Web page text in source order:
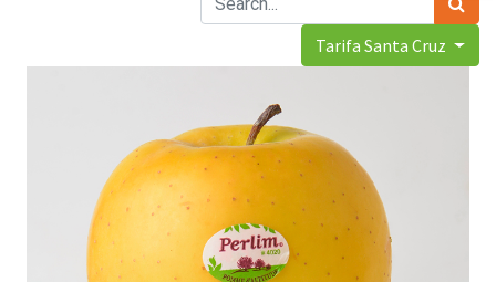
Tarifa Santa Cruz